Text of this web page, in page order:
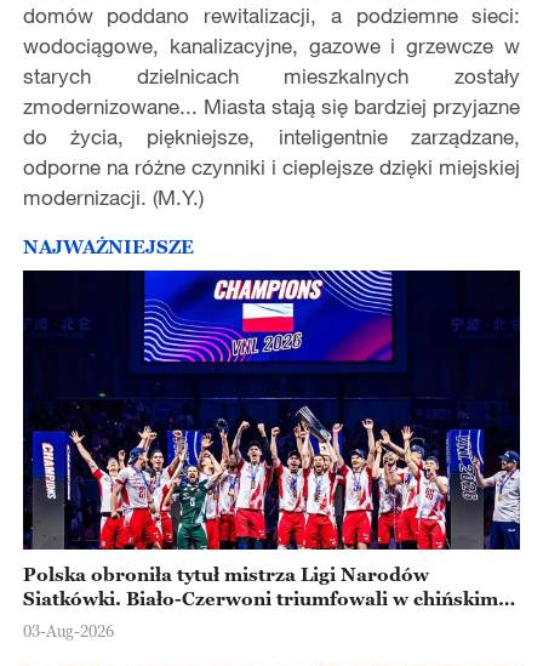
domów poddano rewitalizacji, a podziemne sieci:
wodociągowe, kanalizacyjne, gazowe i grzewcze w
starych dzielnicach mieszkalnych zostały
zmodernizowane... Miasta stają się bardziej przyjazne
do życia, piękniejsze, inteligentnie zarządzane,
odporne na różne czynniki i cieplejsze dzięki miejskiej
modernizacji. (M.Y.)
NAJWAŻNIEJSZE
Polska obroniła tytuł mistrza Ligi Narodów
Siatkówki. Biało-Czerwoni triumfowali w chińskim
Ningbo
03-Aug-2026